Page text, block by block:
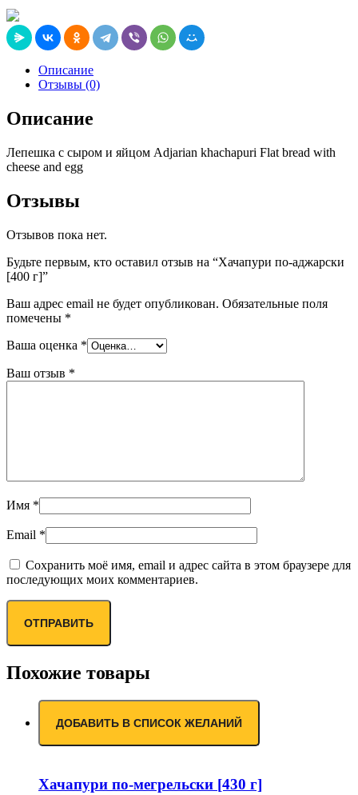
Описание
Отзывы (0)
Описание
Лепешка с сыром и яйцом Adjarian khachapuri Flat bread with
cheese and egg
Отзывы
Отзывов пока нет.
Будьте первым, кто оставил отзыв на “Хачапури по-аджарски
[400 г]”
Ваш адрес email не будет опубликован. Обязательные поля
помечены *
Ваша оценка *
Ваш отзыв *
Имя *
Email *
Сохранить моё имя, email и адрес сайта в этом браузере для
последующих моих комментариев.
Похожие товары
ДОБАВИТЬ В СПИСОК ЖЕЛАНИЙ
Хачапури по-мегрельски [430 г]